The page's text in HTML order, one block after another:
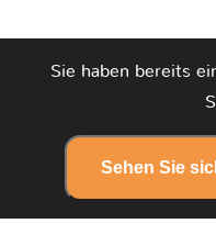
Sie haben bereits
Sehen Sie